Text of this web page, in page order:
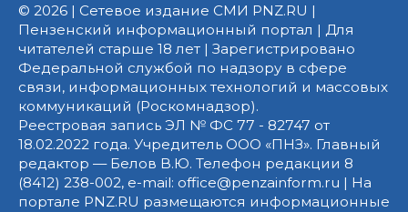
© 2026 | Сетевое издание СМИ PNZ.RU |
Пензенский информационный портал | Для
читателей старше 18 лет | Зарегистрировано
Федеральной службой по надзору в сфере
связи, информационных технологий и массовых
коммуникаций (Роскомнадзор).
Реестровая запись ЭЛ № ФС 77 - 82747 от
18.02.2022 года. Учредитель ООО «ПНЗ». Главный
редактор — Белов В.Ю. Телефон редакции 8
(8412) 238-002, e-mail: office@penzainform.ru | На
портале PNZ.RU размещаются информационные